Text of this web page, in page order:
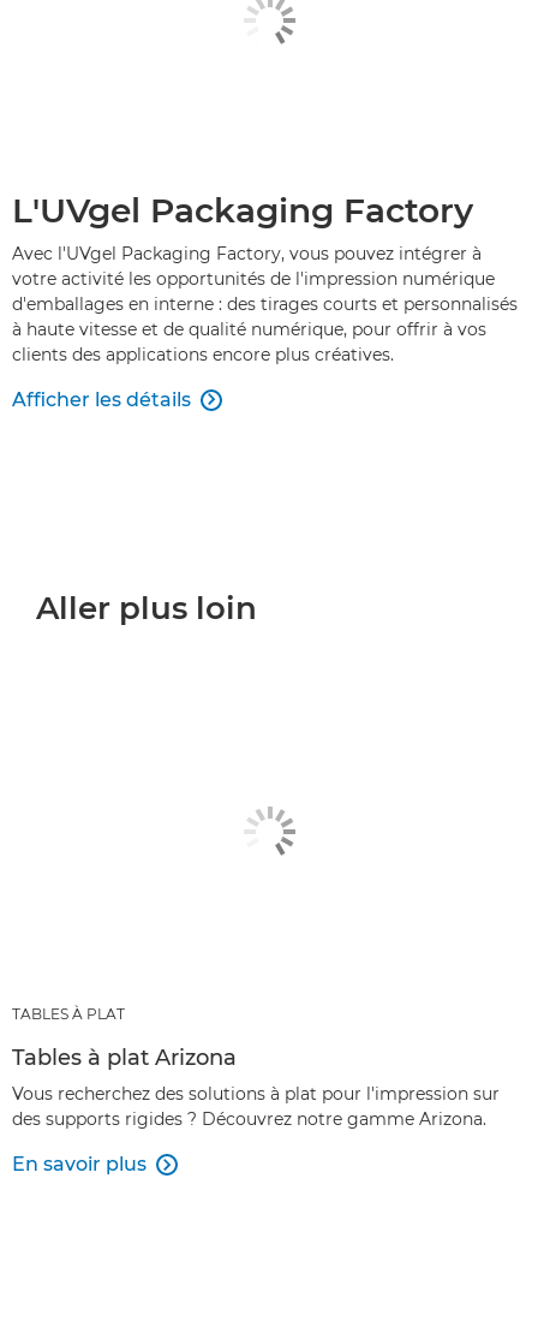
L'UVgel Packaging Factory
Avec l'UVgel Packaging Factory, vous pouvez intégrer à
votre activité les opportunités de l'impression numérique
d'emballages en interne : des tirages courts et personnalisés
à haute vitesse et de qualité numérique, pour offrir à vos
clients des applications encore plus créatives.
Afficher les détails 
Aller plus loin
TABLES À PLAT
Tables à plat Arizona
Vous recherchez des solutions à plat pour l'impression sur
des supports rigides ? Découvrez notre gamme Arizona.
En savoir plus 